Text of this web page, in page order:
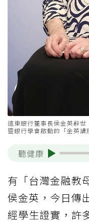
遠東銀行董事長侯金英辭
暨銀行學會啟動的「金英
聽健康
有「台灣金融教
侯金英，今日傳
經學生證實，許